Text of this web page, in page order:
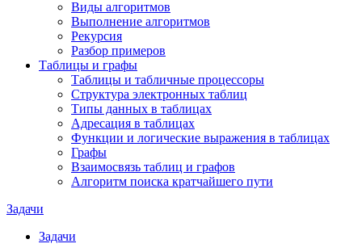
Виды алгоритмов
Выполнение алгоритмов
Рекурсия
Разбор примеров
Таблицы и графы
Таблицы и табличные процессоры
Структура электронных таблиц
Типы данных в таблицах
Адресация в таблицах
Функции и логические выражения в таблицах
Графы
Взаимосвязь таблиц и графов
Алгоритм поиска кратчайшего пути
Задачи
Задачи